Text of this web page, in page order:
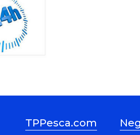
TPPesca.com